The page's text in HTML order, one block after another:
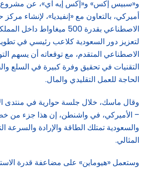
و«سبيس إكس» و«إكس إيه آي»، عن
أميركي، بالتعاون مع «إنفيديا»، لإنشاء
الاصطناعي بقدرة 500 ميغاواط
لتعزيز دور السعودية كلاعب رئيسي في
الاصطناعي المتقدم، مع توقعاته أن يسهم
التقنيات في تحقيق وفرة كبيرة في السلع
الحاجة للعمل التقليدي والمال.
وقال ماسك، خلال جلسة حوارية في منتدى
– الأميركي، في واشنطن، إن هذا جزء من
والسعودية تمتلك الطاقة والإرادة والسرعة
المثالي.
وستعمل «هيوماين» على مضاعفة قدرة